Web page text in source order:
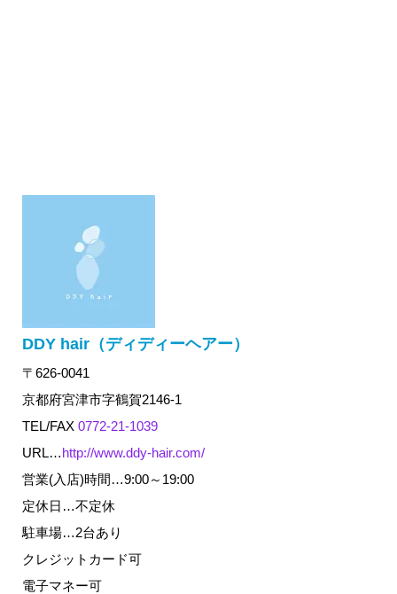
DDY hair（ディディーヘアー）
〒626-0041
京都府宮津市字鶴賀2146-1
TEL/FAX 0772-21-1039
URL…http://www.ddy-hair.com/
営業(入店)時間…9:00～19:00
定休日…不定休
駐車場…2台あり
クレジットカード可
電子マネー可